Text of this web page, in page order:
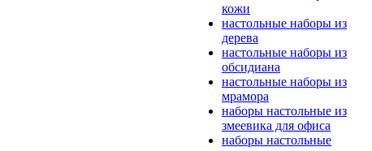
кожи
настольные наборы из
дерева
настольные наборы из
обсидиана
настольные наборы из
мрамора
наборы настольные из
змеевика для офиса
наборы настольные